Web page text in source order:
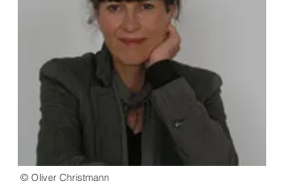
© Oliver Christmann